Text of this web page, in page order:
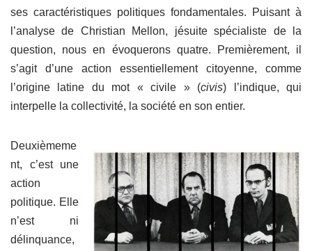
ses caractéristiques politiques fondamentales. Puisant à
l’analyse de Christian Mellon, jésuite spécialiste de la
question, nous en évoquerons quatre. Premièrement, il
s’agit d’une action essentiellement citoyenne, comme
l’origine latine du mot « civile » (civis) l’indique, qui
interpelle la collectivité, la société en son entier.
Deuxièmeme
nt, c’est une
action
politique. Elle
n’est ni
délinquance,